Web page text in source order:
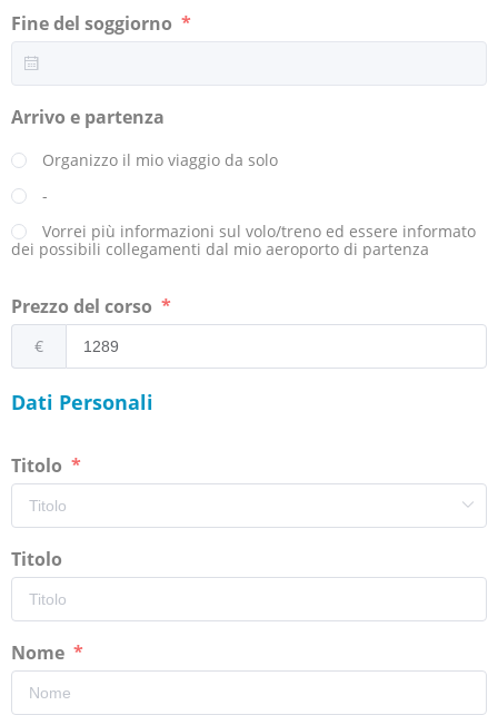
Fine del soggiorno
Arrivo e partenza
Organizzo il mio viaggio da solo
-
Vorrei più informazioni sul volo/treno ed essere informato
dei possibili collegamenti dal mio aeroporto di partenza
Prezzo del corso
€
Dati Personali
Titolo
Titolo
Nome